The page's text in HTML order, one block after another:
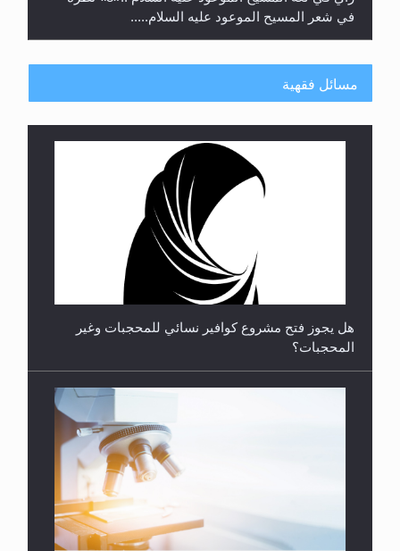
في شعر المسيح الموعود عليه السلام.....
**الحصن الحصين من وساوس المعارضين ...**...
مسائل فقهية
هل يجوز فتح مشروع كوافير نسائي للمحجبات وغير
المحجبات؟